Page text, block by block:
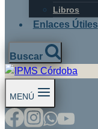
Libros
Enlaces Útiles
Buscar
MENÚ